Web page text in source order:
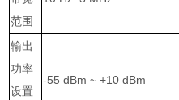
范围
输出
功率
设置
-55 dBm ~ +10 dBm